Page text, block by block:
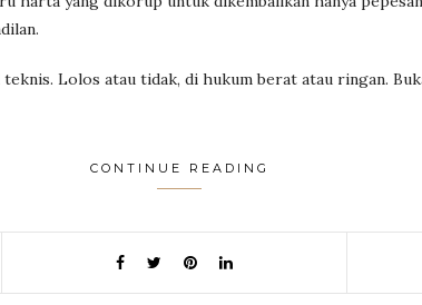
Lolos atau tidak, di hukum berat atau ringan.
CONTINUE READING